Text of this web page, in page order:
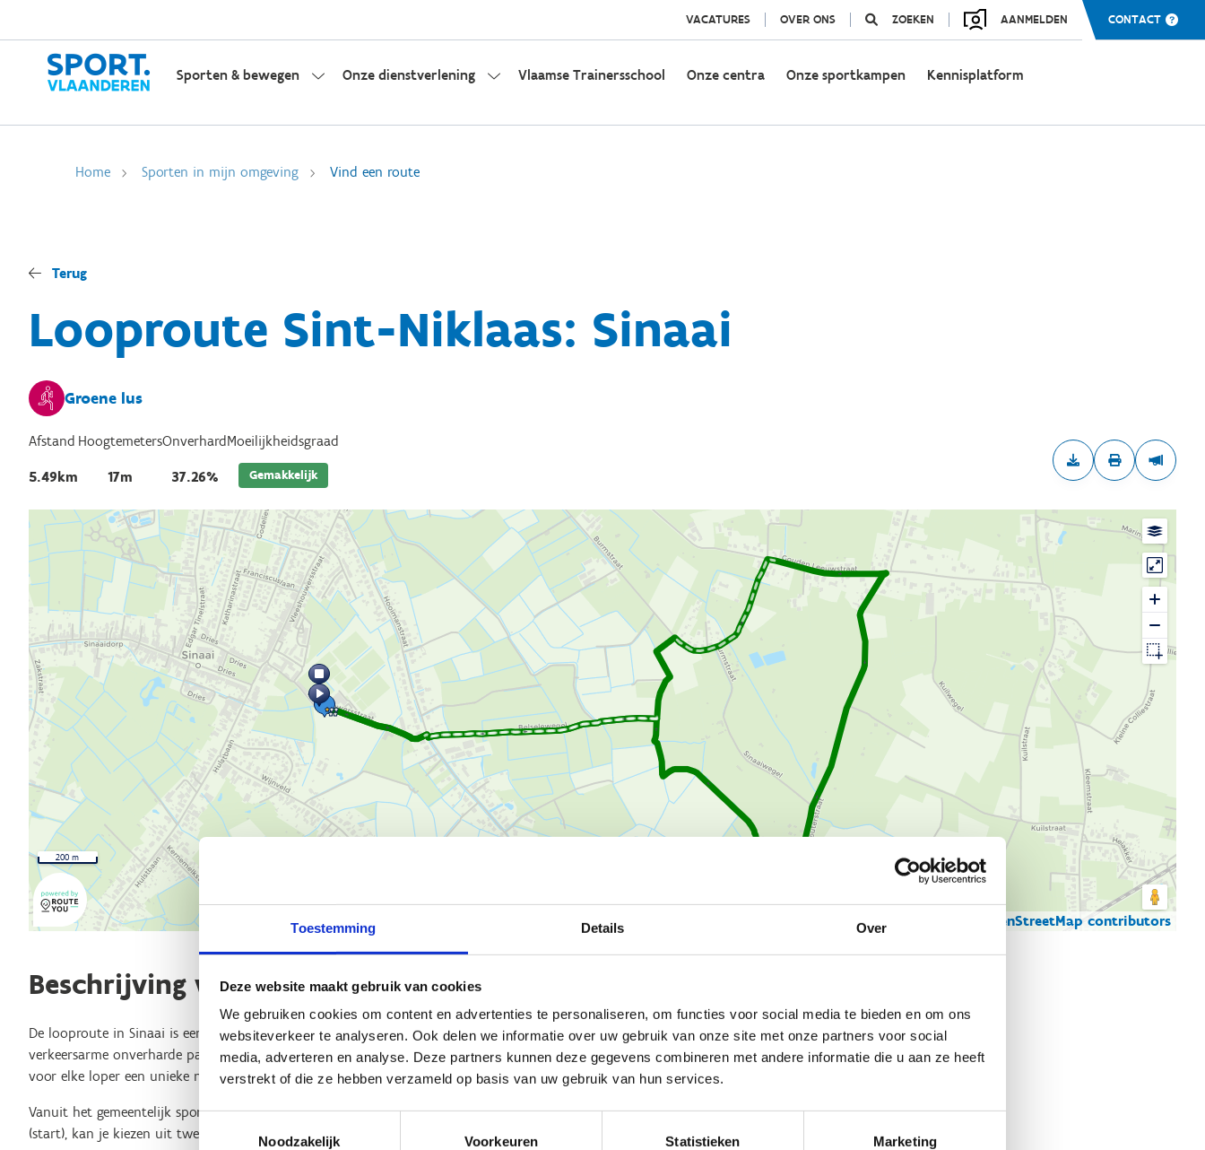
Toestemming Details Over
Deze website maakt gebruik van cookies
We gebruiken cookies om content en advertenties te personaliseren, om functies voor social media te bieden en om ons
websiteverkeer te analyseren. Ook delen we informatie over uw gebruik van onze site met onze partners voor social
media, adverteren en analyse. Deze partners kunnen deze gegevens combineren met andere informatie die u aan ze heeft
verstrekt of die ze hebben verzameld op basis van uw gebruik van hun services.
Toestemmingsselectie
Noodzakelijk
Voorkeuren Statistieken Marketing
VACATURES OVER ONS ZOEKEN AANMELDEN CONTACT
Sporten & bewegen Onze dienstverlening Vlaamse Trainersschool Onze centra Onze sportkampen Kennisplatform
Home Sporten in mijn omgeving Vind een route
Terug
Looproute Sint-Niklaas: Sinaai
Groene lus
Afstand
5.49km
Hoogtemeters
17m
Onverhard
37.26%
Moeilijkheidsgraad
Gemakkelijk
© Thunderforest © OpenStreetMap contributors
200 m
Beschrijving van de route
De looproute in Sinaai is een populaire route voor hardlopers. Deze looproute leid je door
verkeersarme onverharde paden langs veldwegels en de mooiste bossen van Sinaai, welke
voor elke loper een unieke natuurrijke ervaring bezorgd.
Vanuit het gemeentelijk sportcentrum Sinaai in de Vleeshouwersstraat 4 in 9112 Sint-Niklaas
(start), kan je kiezen uit twee loopafstanden: